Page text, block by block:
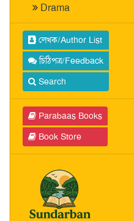
Drama
লেখক/Author List
চিঠিপত্র/Feedback
Search
Parabaas Books
Book Store